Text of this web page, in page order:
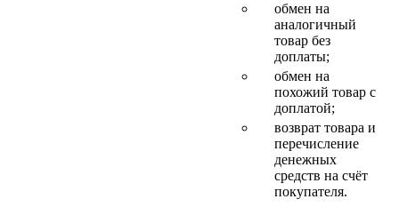
обмен на
аналогичный
товар без
доплаты;
обмен на
похожий товар с
доплатой;
возврат товара и
перечисление
денежных
средств на счёт
покупателя.